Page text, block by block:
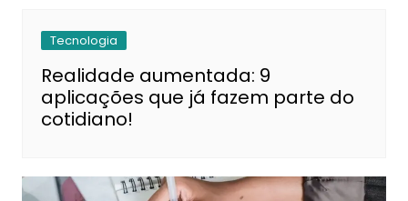
Tecnologia
Realidade aumentada: 9
aplicações que já fazem parte do
cotidiano!